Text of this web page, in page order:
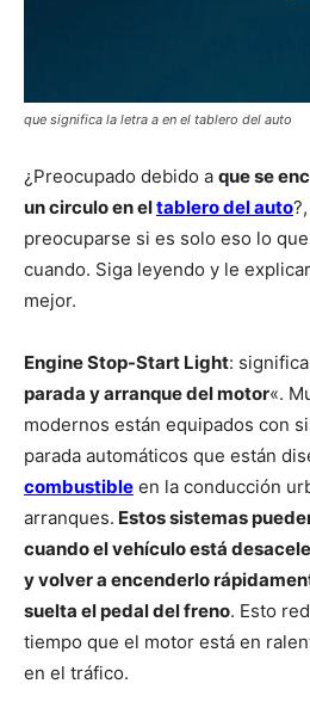
que significa la letra a en el tablero del auto
¿Preocupado debido a que se
un circulo en eltablero del auto
preocuparse si es solo eso lo
cuando. Siga leyendo y le
mejor.
Engine Stop-Start Light:
parada y arranque del motor«.
modernos están equipados con
parada automáticos que están
combustible en la conducción
arranques. Estos sistemas
cuando el vehículo está
y volver a encenderlo
suelta el pedal del freno. Esto
tiempo que el motor está en
en el tráfico.